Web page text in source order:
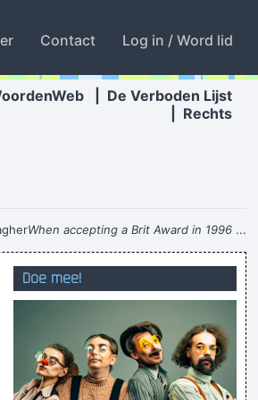
Contact Log in / Word lid
De Verboden Lijst
Rechts
When accepting a Brit Award in 1996 ...
horen van het woord 'compostverwerking'
Ik WIL wel maar ik MOET nu niet
tegen een bende premeniemen vandaag.
zowel doordeweeks als in het weekend
alsmaar meer spectaculaire roepstoeterij...
een kwoot met een X is een kwoot van niks
Doe mee!